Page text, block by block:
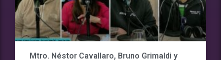
Mtro. Néstor Cavallaro, Bruno Grimaldi y